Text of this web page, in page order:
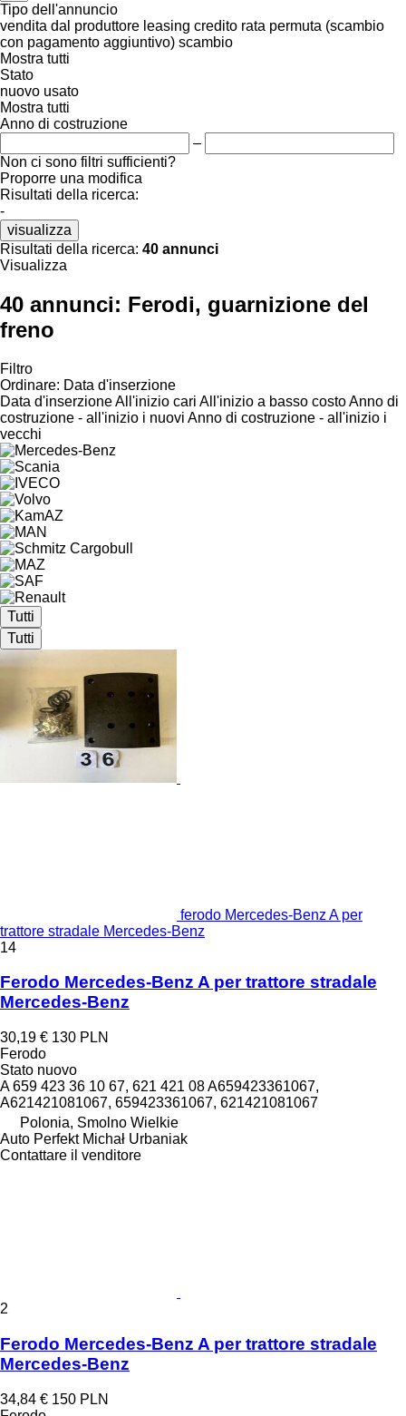
Tipo dell'annuncio
vendita dal produttore leasing credito rata permuta (scambio
con pagamento aggiuntivo) scambio
Mostra tutti
Stato
nuovo usato
Mostra tutti
Anno di costruzione
–
Non ci sono filtri sufficienti?
Proporre una modifica
Risultati della ricerca:
-
visualizza
Risultati della ricerca: 40 annunci
Visualizza
40 annunci: Ferodi, guarnizione del
freno
Filtro
Ordinare: Data d'inserzione
Data d'inserzioneAll'inizio cari All'inizio a basso costoAnno di
costruzione - all'inizio i nuovi Anno di costruzione - all'inizio i
vecchi
Tutti
Tutti
ferodo Mercedes-Benz A per
trattore stradale Mercedes-Benz
14
Ferodo Mercedes-Benz A per trattore stradale
Mercedes-Benz
30,19 € 130 PLN
Ferodo
Stato nuovo
A 659 423 36 10 67, 621 421 08 A659423361067,
A621421081067, 659423361067, 621421081067
Polonia, Smolno Wielkie
Auto Perfekt Michał Urbaniak
Contattare il venditore
2
Ferodo Mercedes-Benz A per trattore stradale
Mercedes-Benz
34,84 € 150 PLN